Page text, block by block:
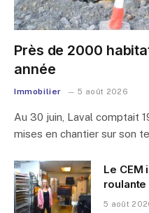
Près de 2000
année
Immobilier 5 août 2026
Au 30 juin, Laval comptait
mises en chantier sur son
Le
5 août